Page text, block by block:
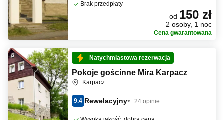
Brak przedpłaty
od 150 zł
2 osoby, 1 noc
Cena gwarantowana
Natychmiastowa rezerwacja
Pokoje gościnne Mira Karpacz
Karpacz
9.4 Rewelacyjny 24 opinie